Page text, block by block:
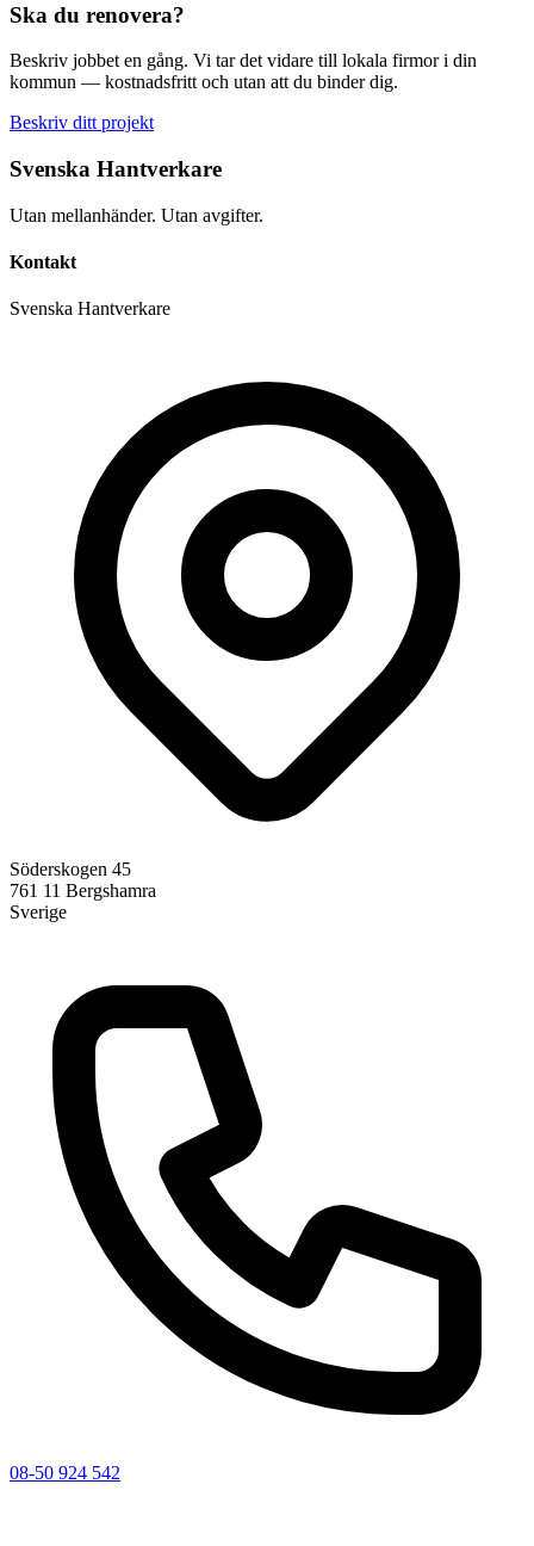
Ska du renovera?
Beskriv jobbet en gång. Vi tar det vidare till lokala firmor i din
kommun — kostnadsfritt och utan att du binder dig.
Beskriv ditt projekt
Svenska Hantverkare
Utan mellanhänder. Utan avgifter.
Kontakt
Svenska Hantverkare
Söderskogen 45
761 11 Bergshamra
Sverige
08-50 924 542